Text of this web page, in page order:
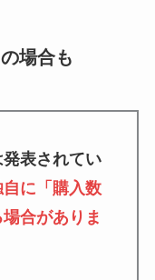
場合も
表されてい
に「購入数
合がありま